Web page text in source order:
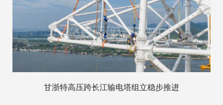
甘浙特高压跨长江输电塔组立稳步推进